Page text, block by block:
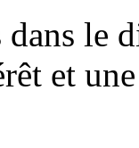
dans le
et